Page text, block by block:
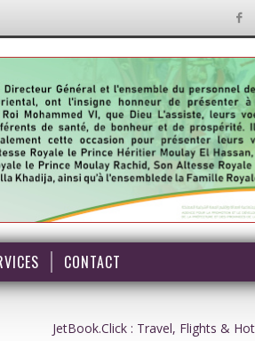
CONTACT
JetBook.Click : Travel, Flights &